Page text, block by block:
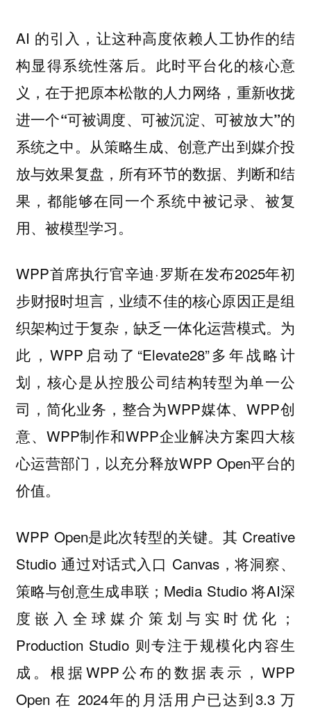
AI 的引入，让这种高度依赖人工协作的结
构显得系统性落后。此时平台化的核心意
义，在于把原本松散的人力网络，重新收拢
进一个“可被调度、可被沉淀、可被放大”的
系统之中。从策略生成、创意产出到媒介投
放与效果复盘，所有环节的数据、判断和结
果，都能够在同一个系统中被记录、被复
用、被模型学习。
WPP首席执行官辛迪·罗斯在发布2025年初
步财报时坦言，业绩不佳的核心原因正是组
织架构过于复杂，缺乏一体化运营模式。为
此，WPP启动了“Elevate28”多年战略计
划，核心是从控股公司结构转型为单一公
司，简化业务，整合为WPP媒体、WPP创
意、WPP制作和WPP企业解决方案四大核
心运营部门，以充分释放WPP Open平台的
价值。
WPP Open是此次转型的关键。其 Creative
Studio 通过对话式入口 Canvas，将洞察、
策略与创意生成串联；Media Studio 将AI深
度嵌入全球媒介策划与实时优化；
Production Studio 则专注于规模化内容生
成。根据WPP公布的数据表示，WPP
Open 在 2024年的月活用户已达到3.3 万